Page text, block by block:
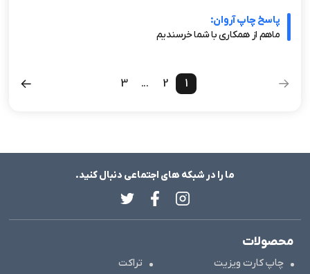
پاسخ چاپ آروان:
ماهم از همکاری با شما خرسندیم
1
2
...
3
ما را در شبکه های اجتماعی دنبال کنید.
محصولات
چاپ کارت ویزیت
تراکت